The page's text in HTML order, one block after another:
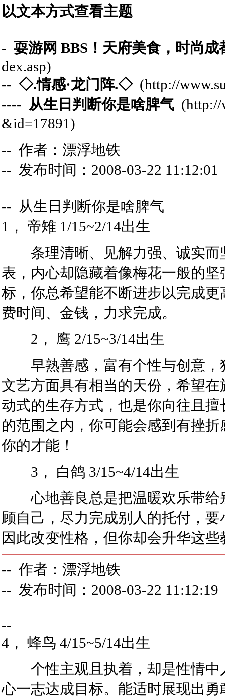
以文本方式查看主题
- 耍游网 BBS！天府美食，时尚成
dex.asp)
-- ◇.情感·龙门阵.◇(http://
---- 从生日判断你是啥脾气 (http://
&id=17891)
-- 作者：漂浮地铁
-- 发布时间：2008-03-22 11:12:01
-- 从生日判断你是啥脾气
1， 帝雉 1/15~2/14出生
条理清晰、见解力强、诚实而
表，内心却隐藏着像梅花一般的
标，你总希望能不断进步以完成
费时间、金钱，力求完成。
2， 鹰 2/15~3/14出生
早熟善感，富有个性与创意，
文艺方面具有相当的天份，希望
动式的生存方式，也是你向往且
的范围之内，你可能会感到有挫
你的才能！
3， 白鸽 3/15~4/14出生
心地善良总是把温暖欢乐带给
顾自己，尽力完成别人的托付，
因此改变性格，但你却会升华这
-- 作者：漂浮地铁
-- 发布时间：2008-03-22 11:12:19
--
4， 蜂鸟 4/15~5/14出生
个性主观且执着，却是性情中
心一志达成目标。能适时展现出